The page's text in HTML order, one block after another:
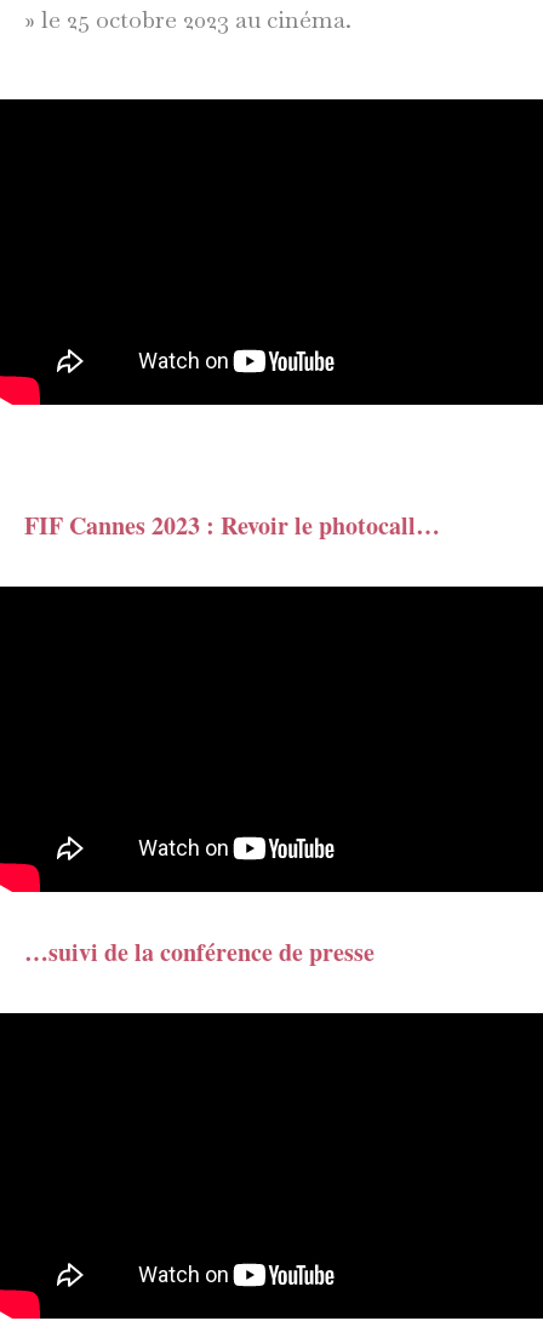
» le 25 octobre 2023 au cinéma.
FIF Cannes 2023 : Revoir le photocall…
…suivi de la conférence de presse